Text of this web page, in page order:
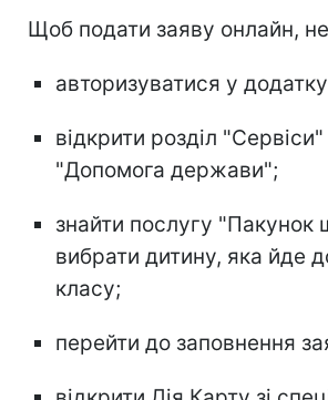
Щоб подати заяву онлайн,
авторизуватися у
відкрити розділ
"Допомога держави";
знайти послугу "Пакунок
вибрати дитину, яка йде
класу;
перейти до заповнення